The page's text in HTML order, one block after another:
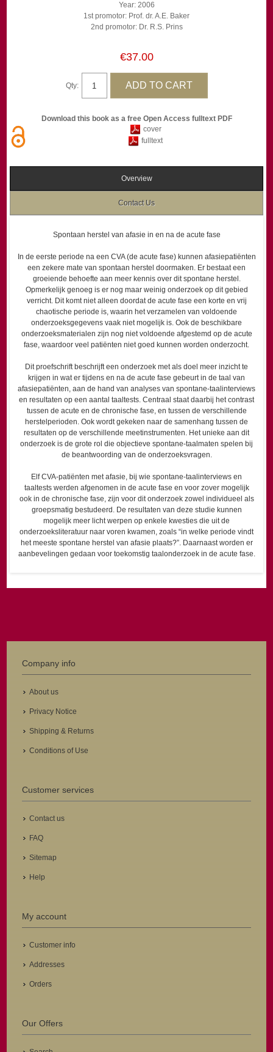
Year: 2006
1st promotor: Prof. dr. A.E. Baker
2nd promotor: Dr. R.S. Prins
€37.00
Qty:
Download this book as a free Open Access fulltext PDF
cover
fulltext
Overview
Contact Us
Spontaan herstel van afasie in en na de acute fase
In de eerste periode na een CVA (de acute fase) kunnen afasiepatiënten
een zekere mate van spontaan herstel doormaken. Er bestaat een
groeiende behoefte aan meer kennis over dit spontane herstel.
Opmerkelijk genoeg is er nog maar weinig onderzoek op dit gebied
verricht. Dit komt niet alleen doordat de acute fase een korte en vrij
chaotische periode is, waarin het verzamelen van voldoende
onderzoeksgegevens vaak niet mogelijk is. Ook de beschikbare
onderzoeksmaterialen zijn nog niet voldoende afgestemd op de acute
fase, waardoor veel patiënten niet goed kunnen worden onderzocht.
Dit proefschrift beschrijft een onderzoek met als doel meer inzicht te
krijgen in wat er tijdens en na de acute fase gebeurt in de taal van
afasiepatiënten, aan de hand van analyses van spontane-taalinterviews
en resultaten op een aantal taaltests. Centraal staat daarbij het contrast
tussen de acute en de chronische fase, en tussen de verschillende
herstelperioden. Ook wordt gekeken naar de samenhang tussen de
resultaten op de verschillende meetinstrumenten. Het unieke aan dit
onderzoek is de grote rol die objectieve spontane-taalmaten spelen bij
de beantwoording van de onderzoeksvragen.
Elf CVA-patiënten met afasie, bij wie spontane-taalinterviews en
taaltests werden afgenomen in de acute fase en voor zover mogelijk
ook in de chronische fase, zijn voor dit onderzoek zowel individueel als
groepsmatig bestudeerd. De resultaten van deze studie kunnen
mogelijk meer licht werpen op enkele kwesties die uit de
onderzoeksliteratuur naar voren kwamen, zoals “in welke periode vindt
het meeste spontane herstel van afasie plaats?”. Daarnaast worden er
aanbevelingen gedaan voor toekomstig taalonderzoek in de acute fase.
Company info
About us
Privacy Notice
Shipping & Returns
Conditions of Use
Customer services
Contact us
FAQ
Sitemap
Help
My account
Customer info
Addresses
Orders
Our Offers